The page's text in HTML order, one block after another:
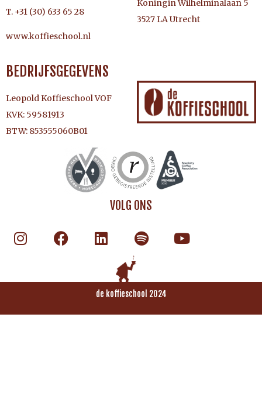
T. +31 (30) 633 65 28
www.koffieschool.nl
Koningin Wilhelminalaan 5
3527 LA Utrecht
BEDRIJFSGEGEVENS
Leopold Koffieschool VOF
KVK: 59581913
BTW: 853555060B01
VOLG ONS
de koffieschool 2024